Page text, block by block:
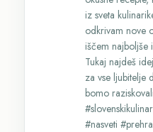
iz sveta
odkrivam nove
iščem najboljše
Tukaj najdeš
za vse ljubitelje
bomo
#nasveti